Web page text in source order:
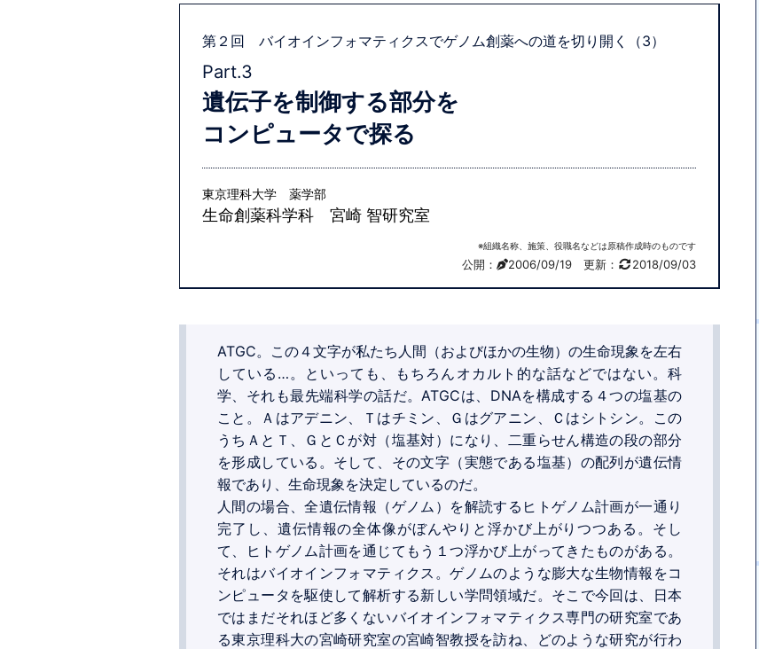
第２回 バイオインフォマティクスでゲノム創薬への道を切り開く（3）
Part.3
遺伝子を制御する部分を
コンピュータで探る
東京理科大学 薬学部
生命創薬科学科 宮崎 智研究室
※組織名称、施策、役職名などは原稿作成時のものです
公開： 2006/09/19更新： 2018/09/03
ATGC。この４文字が私たち人間（およびほかの生物）の生命現象を左右
している…。といっても、もちろんオカルト的な話などではない。科
学、それも最先端科学の話だ。ATGCは、DNAを構成する４つの塩基の
こと。Ａはアデニン、Ｔはチミン、Ｇはグアニン、Ｃはシトシン。この
うちＡとＴ、ＧとＣが対（塩基対）になり、二重らせん構造の段の部分
を形成している。そして、その文字（実態である塩基）の配列が遺伝情
報であり、生命現象を決定しているのだ。
人間の場合、全遺伝情報（ゲノム）を解読するヒトゲノム計画が一通り
完了し、遺伝情報の全体像がぼんやりと浮かび上がりつつある。そし
て、ヒトゲノム計画を通じてもう１つ浮かび上がってきたものがある。
それはバイオインフォマティクス。ゲノムのような膨大な生物情報をコ
ンピュータを駆使して解析する新しい学問領域だ。そこで今回は、日本
ではまだそれほど多くないバイオインフォマティクス専門の研究室であ
る東京理科大の宮崎研究室の宮崎智教授を訪ね、どのような研究が行わ